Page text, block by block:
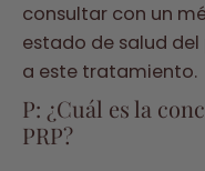
consultar con un
estado de salud
a este tratamiento.
P: ¿Cuál es la
PRP?